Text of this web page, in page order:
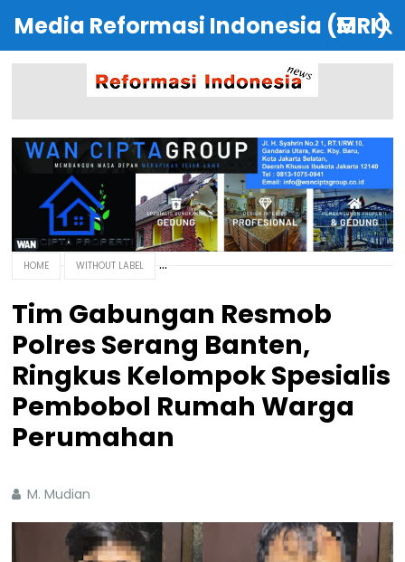
Media Reformasi Indonesia (MRI)
HOME WITHOUT LABEL
Tim Gabungan Resmob
Polres Serang Banten,
Ringkus Kelompok Spesialis
Pembobol Rumah Warga
Perumahan
M. Mudian